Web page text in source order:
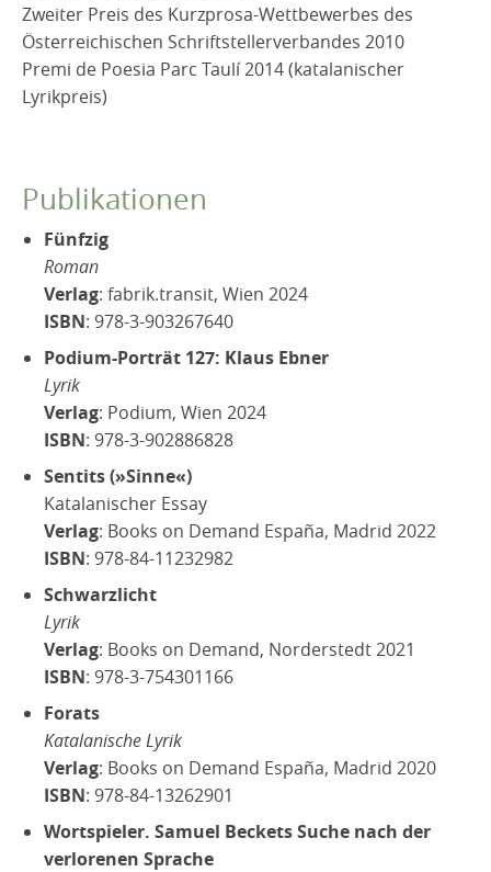
Zweiter Preis des Kurzprosa-Wettbewerbes des
Österreichischen Schriftstellerverbandes 2010
Premi de Poesia Parc Taulí 2014 (katalanischer
Lyrikpreis)
Publikationen
Fünfzig
Roman
Verlag: fabrik.transit, Wien 2024
ISBN: 978-3-903267640
Podium-Porträt 127: Klaus Ebner
Lyrik
Verlag: Podium, Wien 2024
ISBN: 978-3-902886828
Sentits (»Sinne«)
Katalanischer Essay
Verlag: Books on Demand España, Madrid 2022
ISBN: 978-84-11232982
Schwarzlicht
Lyrik
Verlag: Books on Demand, Norderstedt 2021
ISBN: 978-3-754301166
Forats
Katalanische Lyrik
Verlag: Books on Demand España, Madrid 2020
ISBN: 978-84-13262901
Wortspieler. Samuel Beckets Suche nach der
verlorenen Sprache